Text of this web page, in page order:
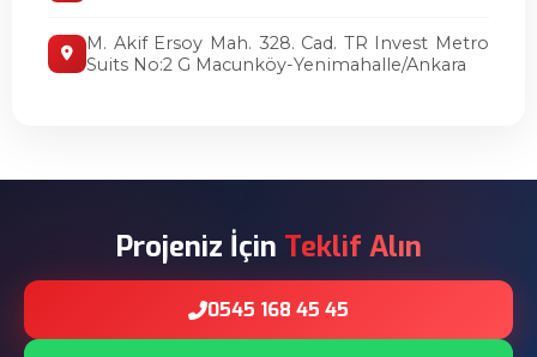
M. Akif Ersoy Mah. 328. Cad. TR Invest Metro
Suits No:2 G Macunköy-Yenimahalle/Ankara
Projeniz İçin Teklif Alın
0545 168 45 45